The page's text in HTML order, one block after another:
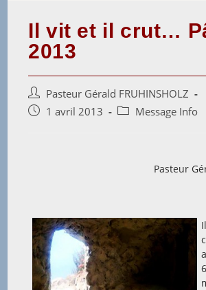
Il vit et il crut…
2013
Auteur/autrice
de
Pasteur Gérald FRUHINSHOLZ
Post1 avril 2013
PostMessage Info
Pasteur